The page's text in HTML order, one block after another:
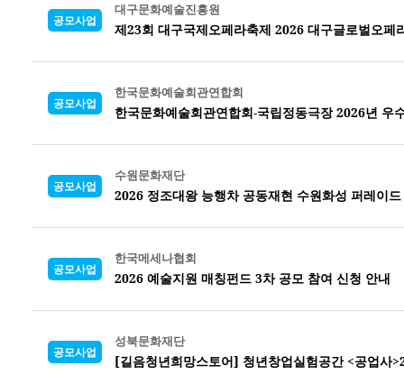
공모사업
대구문화예술진흥원
제23회 대구국제오페라축제 2026 대구글로벌오페
공모사업
한국문화예술회관연합회
한국문화예술회관연합회-국립정동극장 2026년 우
공모사업
수원문화재단
2026 정조대왕 능행차 공동재현 수원화성 퍼레이
공모사업
한국메세나협회
2026 예술지원 매칭펀드 3차 공모 참여 신청 안내
공모사업
성북문화재단
[길음청년희망스토어] 청년창업실험공간 <공업사